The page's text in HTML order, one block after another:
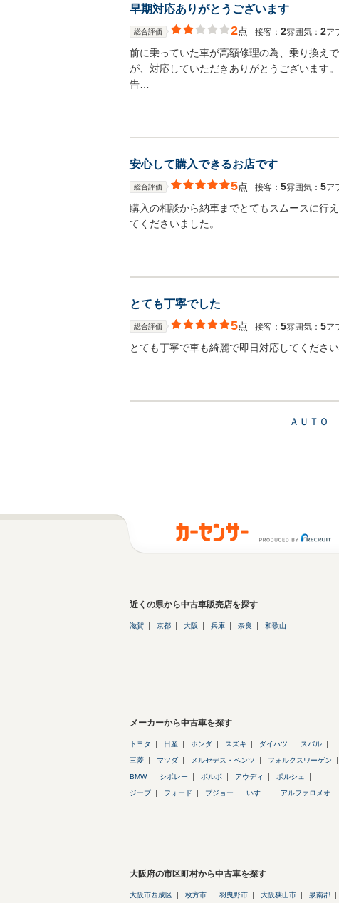
早期対応ありがとうございます
総合評価 2点 接客： 2雰囲気： 2ア
前に乗っていた車が高額修理の為、乗り換え
が、対応していただきありがとうございます
告…
安心して購入できるお店です
総合評価 5点 接客： 5雰囲気： 5ア
購入の相談から納車までとてもスムースに行
てくださいました。
とても丁寧でした
総合評価 5点 接客： 5雰囲気： 5ア
とても丁寧で車も綺麗で即日対応してくださ
ＡＵＴＯ
近くの県から中古車販売店を探す
滋賀 京都 大阪 兵庫 奈良 和歌山
メーカーから中古車を探す
トヨタ 日産 ホンダ スズキ ダイハツ スバル
三菱 マツダ メルセデス・ベンツ フォルクスワーゲン
BMW シボレー ボルボ アウディ ポルシェ
ジープ フォード プジョー いすゞ アルファロメオ
大阪府の市区町村から中古車を探す
大阪市西成区 枚方市 羽曳野市 大阪狭山市 泉南郡